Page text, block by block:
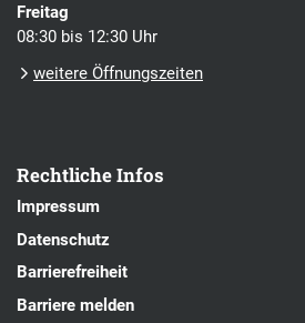
Freitag
08:30 bis 12:30 Uhr
weitere Öffnungszeiten
Rechtliche Infos
Impressum
Datenschutz
Barrierefreiheit
Barriere melden